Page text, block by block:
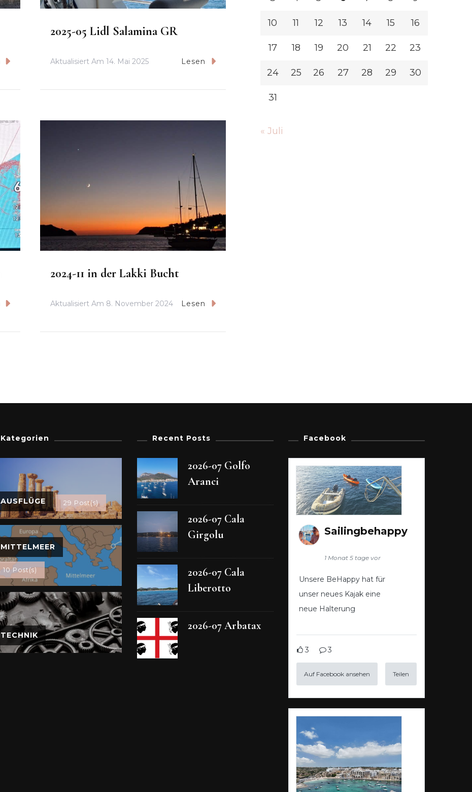
2025-05 Lidl Salamina GR
Aktualisiert Am 14. Mai 2025 Lesen
2024-11 in der Lakki Bucht
Aktualisiert Am 8. November 2024 Lesen
10 11 12 13 14 15 16
17 18 19 20 21 22 23
24 25 26 27 28 29 30
31
« Juli
Kategorien
AUSFLÜGE 29 Post(s)
MITTELMEER
10 Post(s)
TECHNIK
Recent Posts
2026-07 Golfo
Aranci
2026-07 Cala
Girgolu
2026-07 Cala
Liberotto
2026-07 Arbatax
Facebook
Sailingbehappy
1 Monat 5 tage vor
Unsere BeHappy hat für
unser neues Kajak eine
neue Halterung
3 3
Auf Facebook ansehen Teilen